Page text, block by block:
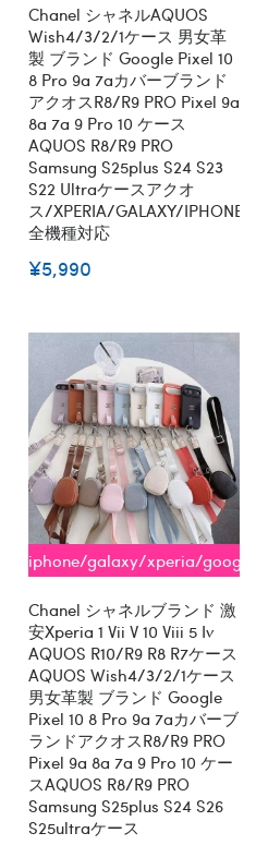
Chanel シャネルAQUOS
Wish4/3/2/1ケース 男女革
製 ブランド Google Pixel 10
8 Pro 9a 7aカバーブランド
アクオスR8/R9 PRO Pixel 9a
8a 7a 9 Pro 10 ケース
AQUOS R8/R9 PRO
Samsung S25plus S24 S23
S22 Ultraケースアクオ
ス/XPERIA/GALAXY/IPHONE
全機種対応
¥5,990
iphone/galaxy/xperia/
Chanel シャネルブランド 激
安xperia 1 Vii V 10 Viii 5 Iv
AQUOS R10/R9 R8 R7ケース
AQUOS Wish4/3/2/1ケース
男女革製 ブランド Google
Pixel 10 8 Pro 9a 7aカバーブ
ランドアクオスR8/R9 PRO
Pixel 9a 8a 7a 9 Pro 10 ケー
スAQUOS R8/R9 PRO
Samsung S25plus S24 S26
S25ultraケース